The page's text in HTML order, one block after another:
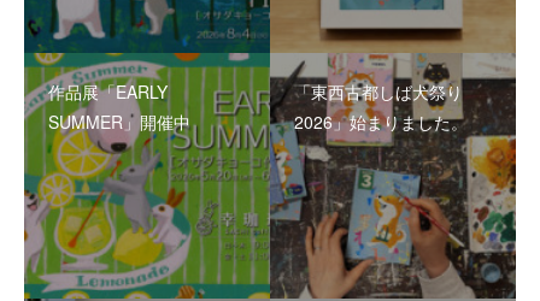
作品展「EARLY
SUMMER」開催中
「東西古都しば犬祭り
2026」始まりました。